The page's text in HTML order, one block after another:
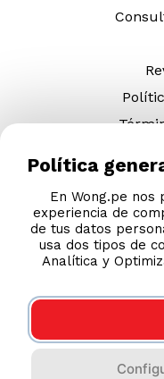
Política
En Wong.pe
experiencia de
de tus datos
usa dos tipos de
Analítica y